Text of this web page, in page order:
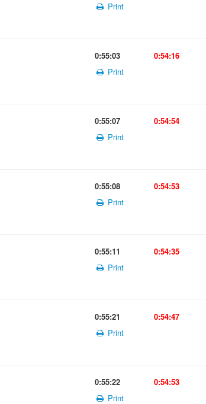
Print
0:55:03
0:54:16
Print
0:55:07
0:54:54
Print
0:55:08
0:54:53
Print
0:55:11
0:54:35
Print
0:55:21
0:54:47
Print
0:55:22
0:54:53
Print